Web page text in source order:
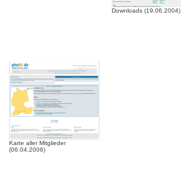
Downloads (19.06.2004)
Karte aller Mitglieder
(06.04.2006)